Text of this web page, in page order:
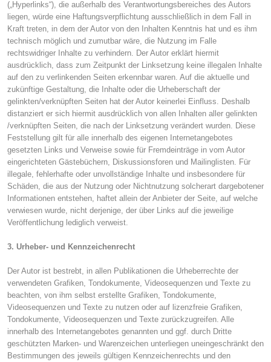
(„Hyperlinks“), die außerhalb des Verantwortungsbereiches des Autors
liegen, würde eine Haftungsverpflichtung ausschließlich in dem Fall in
Kraft treten, in dem der Autor von den Inhalten Kenntnis hat und es ihm
technisch möglich und zumutbar wäre, die Nutzung im Falle
rechtswidriger Inhalte zu verhindern. Der Autor erklärt hiermit
ausdrücklich, dass zum Zeitpunkt der Linksetzung keine illegalen Inhalte
auf den zu verlinkenden Seiten erkennbar waren. Auf die aktuelle und
zukünftige Gestaltung, die Inhalte oder die Urheberschaft der
gelinkten/verknüpften Seiten hat der Autor keinerlei Einfluss. Deshalb
distanziert er sich hiermit ausdrücklich von allen Inhalten aller gelinkten
/verknüpften Seiten, die nach der Linksetzung verändert wurden. Diese
Feststellung gilt für alle innerhalb des eigenen Internetangebotes
gesetzten Links und Verweise sowie für Fremdeinträge in vom Autor
eingerichteten Gästebüchern, Diskussionsforen und Mailinglisten. Für
illegale, fehlerhafte oder unvollständige Inhalte und insbesondere für
Schäden, die aus der Nutzung oder Nichtnutzung solcherart dargebotener
Informationen entstehen, haftet allein der Anbieter der Seite, auf welche
verwiesen wurde, nicht derjenige, der über Links auf die jeweilige
Veröffentlichung lediglich verweist.
3. Urheber- und Kennzeichenrecht
Der Autor ist bestrebt, in allen Publikationen die Urheberrechte der
verwendeten Grafiken, Tondokumente, Videosequenzen und Texte zu
beachten, von ihm selbst erstellte Grafiken, Tondokumente,
Videosequenzen und Texte zu nutzen oder auf lizenzfreie Grafiken,
Tondokumente, Videosequenzen und Texte zurückzugreifen. Alle
innerhalb des Internetangebotes genannten und ggf. durch Dritte
geschützten Marken- und Warenzeichen unterliegen uneingeschränkt den
Bestimmungen des jeweils gültigen Kennzeichenrechts und den